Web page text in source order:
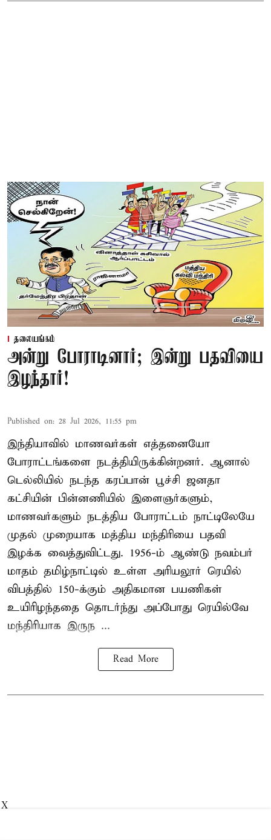
தலையங்கம்
அன்று போராடினார்; இன்று பதவியை
இழந்தார்!
Published on: 28 Jul 2026, 11:55 pm
இந்தியாவில் மாணவர்கள் எத்தனையோ
போராட்டங்களை நடத்தியிருக்கின்றனர். ஆனால்
டெல்லியில் நடந்த கரப்பான் பூச்சி ஜனதா
கட்சியின் பின்னணியில் இளைஞர்களும்,
மாணவர்களும் நடத்திய போராட்டம் நாட்டிலேயே
முதல் முறையாக மத்திய மந்திரியை பதவி
இழக்க வைத்துவிட்டது. 1956-ம் ஆண்டு நவம்பர்
மாதம் தமிழ்நாட்டில் உள்ள அரியலூர் ரெயில்
விபத்தில் 150-க்கும் அதிகமான பயணிகள்
உயிரிழந்ததை தொடர்ந்து அப்போது ரெயில்வே
மந்திரியாக இருந ...
Read More
X